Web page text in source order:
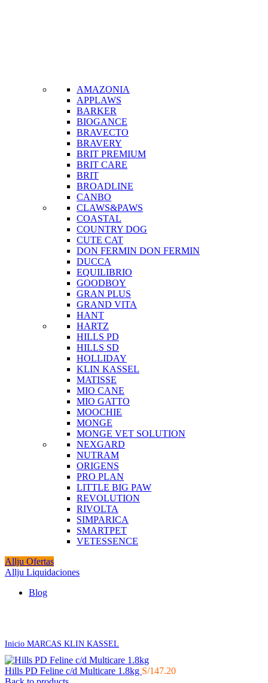
AMAZONIA
APPLAWS
BARKER
BIOGANCE
BRAVECTO
BRAVERY
BRIT PREMIUM
BRIT CARE
BRIT
BROADLINE
CANBO
CLAWS&PAWS
COASTAL
COUNTRY DOG
CUTE CAT
DON FERMIN DON FERMIN
DUCCA
EQUILIBRIO
GOODBOY
GRAN PLUS
GRAND VITA
HANT
HARTZ
HILLS PD
HILLS SD
HOLLIDAY
KLIN KASSEL
MATISSE
MIO CANE
MIO GATTO
MOOCHIE
MONGE
MONGE VET SOLUTION
NEXGARD
NUTRAM
ORIGENS
PRO PLAN
LITTLE BIG PAW
REVOLUTION
RIVOLTA
SIMPARICA
SMARTPET
VETESSENCE
Allju Ofertas
Allju Liquidaciones
Blog
Inicio MARCAS KLIN KASSEL
Hills PD Feline c/d Multicare 1.8kg S/147.20